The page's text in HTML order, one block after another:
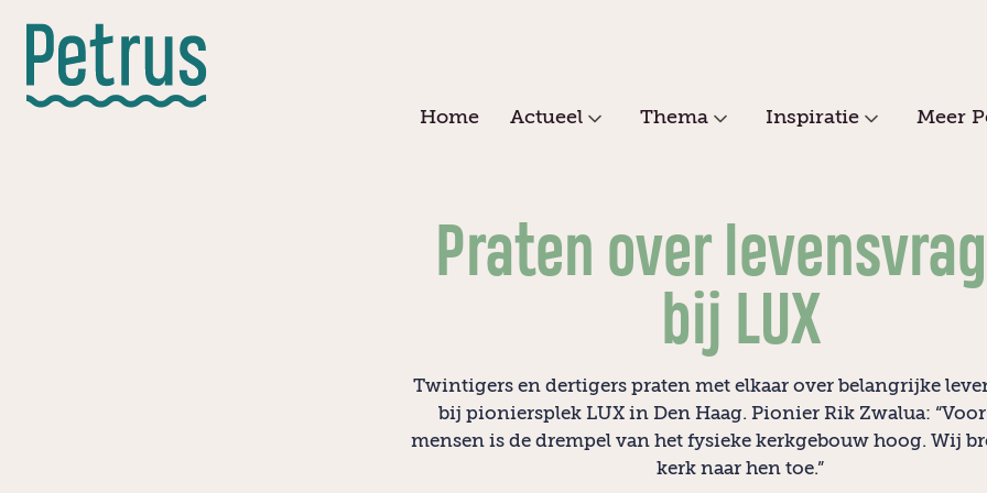
hoofdinhoud
Home Actueel Thema Inspiratie Meer
Praten over
bij LUX
Twintigers en dertigers praten met elkaar over belangrijke
bij pioniersplek LUX in Den Haag. Pionier Rik Zwalua:
mensen is de drempel van het fysieke kerkgebouw hoog. Wij
kerk naar hen toe.”